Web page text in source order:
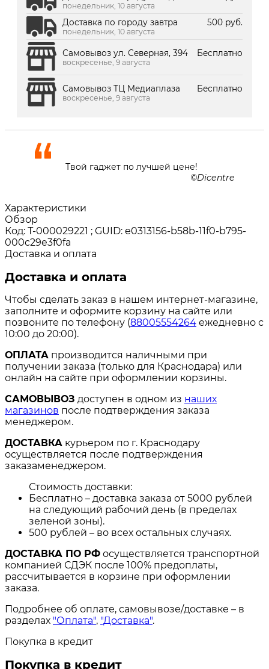
понедельник, 10 августа
Доставка по городу завтра 500 руб.
понедельник, 10 августа
Самовывоз ул. Северная, 394 Бесплатно
воскресенье, 9 августа
Самовывоз ТЦ Медиаплаза Бесплатно
воскресенье, 9 августа
Твой гаджет по лучшей цене!
Dicentre
Характеристики
Обзор
Код: Т-000029221 ; GUID: e0313156-b58b-11f0-b795-
000c29e3f0fa
Доставка и оплата
Доставка и оплата
Чтобы сделать заказ в нашем интернет-магазине,
заполните и оформите корзину на сайте или
позвоните по телефону (88005554264 ежедневно с
10:00 до 20:00).
ОПЛАТА производится наличными при
получении заказа (только для Краснодара) или
онлайн на сайте при оформлении корзины.
САМОВЫВОЗ доступен в одном из наших
магазинов после подтверждения заказа
менеджером.
ДОСТАВКА курьером по г. Краснодару
осуществляется после подтверждения
заказаменеджером.
Стоимость доставки:
Бесплатно – доставка заказа от 5000 рублей
на следующий рабочий день (в пределах
зеленой зоны).
500 рублей – во всех остальных случаях.
ДОСТАВКА ПО РФ осуществляется транспортной
компанией СДЭК после 100% предоплаты,
рассчитывается в корзине при оформлении
заказа.
Подробнее об оплате, самовывозе/доставке – в
разделах "Оплата", "Доставка".
Покупка в кредит
Покупка в кредит